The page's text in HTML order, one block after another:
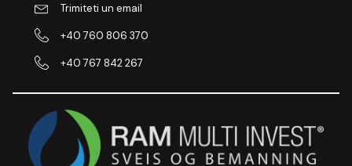
Trimiteti un email
+40 760 806 370
+40 767 842 267